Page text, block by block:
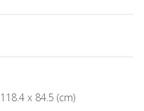
118.4 x 84.5 (cm)